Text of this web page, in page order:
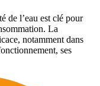
de l’eau est clé pour
La
notamment dans
ses